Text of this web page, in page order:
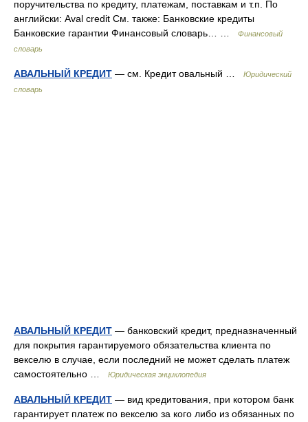
поручительства по кредиту, платежам, поставкам и т.п. По
английски: Aval credit См. также: Банковские кредиты
Банковские гарантии Финансовый словарь… …
Финансовый
словарь
АВАЛЬНЫЙ КРЕДИТ — см. Кредит овальный …
Юридический
словарь
АВАЛЬНЫЙ КРЕДИТ — банковский кредит, предназначенный
для покрытия гарантируемого обязательства клиента по
векселю в случае, если последний не может сделать платеж
самостоятельно …
Юридическая энциклопедия
АВАЛЬНЫЙ КРЕДИТ — вид кредитования, при котором банк
гарантирует платеж по векселю за кого либо из обязанных по